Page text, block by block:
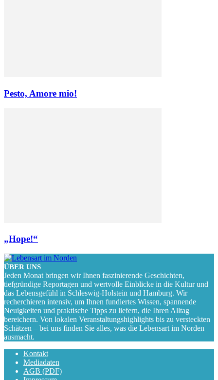
Pesto, Amore mio!
„Hope!“
ÜBER UNS
Jeden Monat bringen wir Ihnen faszinierende Geschichten,
tiefgründige Reportagen und wertvolle Einblicke in die Kultur und
das Lebensgefühl in Schleswig-Holstein und Hamburg. Wir
recherchieren intensiv, um Ihnen fundiertes Wissen, spannende
Neuigkeiten und praktische Tipps zu liefern, die Ihren Alltag
bereichern. Von lokalen Veranstaltungshighlights bis zu versteckten
Schätzen – bei uns finden Sie alles, was die Lebensart im Norden
ausmacht.
Kontakt
Mediadaten
AGB (PDF)